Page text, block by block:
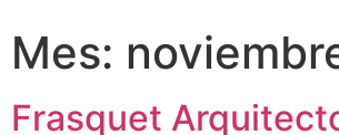
Mes:
Frasquet